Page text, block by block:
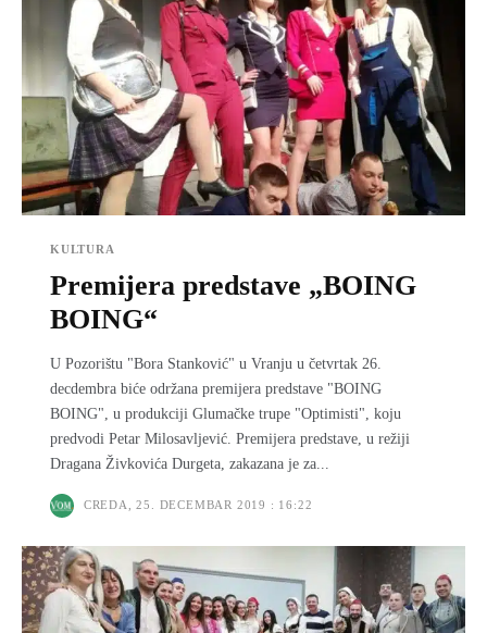
KULTURA
Premijera predstave „BOING
BOING“
U Pozorištu "Bora Stanković" u Vranju u četvrtak 26.
decdembra biće održana premijera predstave "BOING
BOING", u produkciji Glumačke trupe "Optimisti", koju
predvodi Petar Milosavlјević. Premijera predstave, u režiji
Dragana Živkovića Durgeta, zakazana je za...
CREDA, 25. DECEMBAR 2019 : 16:22